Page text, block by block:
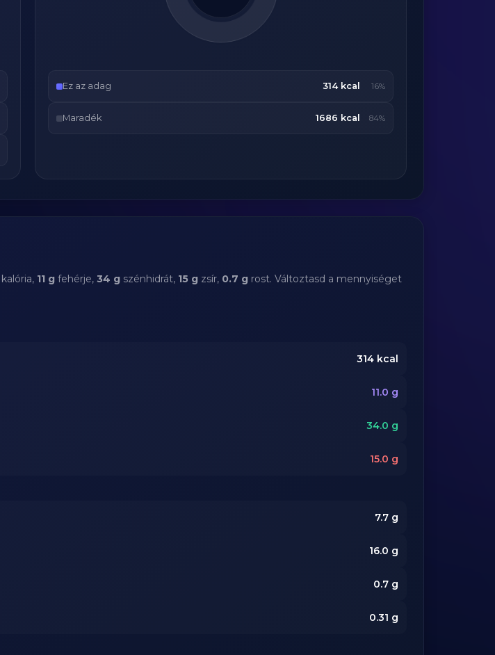
Ez az adag 314 kcal 16%
Maradék 1686 kcal 84%
kalória, 11 g fehérje, 34 g szénhidrát, 15 g zsír, 0.7 g rost. Változtasd a mennyiséget
314 kcal
11.0 g
34.0 g
15.0 g
7.7 g
16.0 g
0.7 g
0.31 g